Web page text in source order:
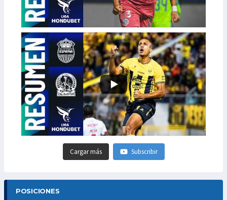
Cargar más Subscribir
POSICIONES